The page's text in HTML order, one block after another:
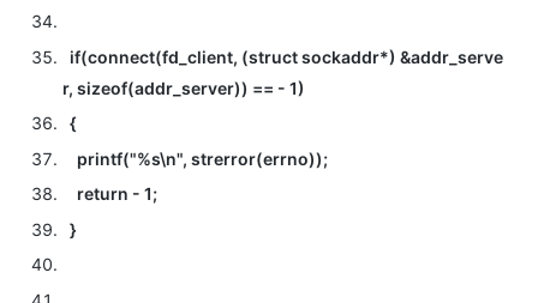
if(connect(fd_client, (struct sockaddr*) &addr_serve
r, sizeof(addr_server)) == - 1)
{
printf("%s\n", strerror(errno));
return - 1;
}